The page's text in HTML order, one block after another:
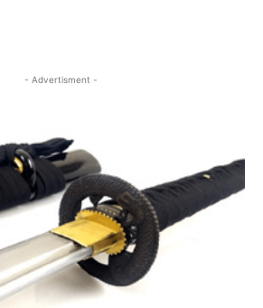
- Advertisment -